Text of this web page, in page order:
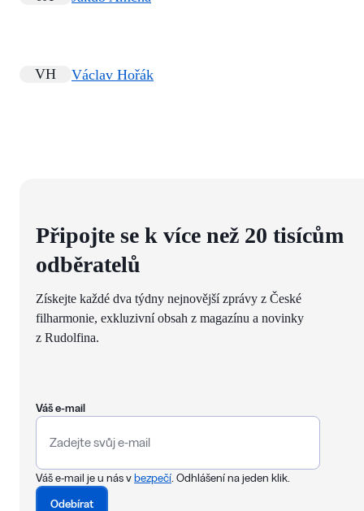
VH Václav Hořák
Připojte se k více než 20 tisícům
odběratelů
Získejte každé dva týdny nejnovější zprávy z České
filharmonie, exkluzivní obsah z magazínu a novinky
z Rudolfina.
Váš e-mail
Váš e-mail je u nás vbezpečí . Odhlášení na jeden klik.
Odebírat